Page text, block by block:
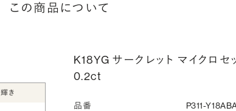
この商品について
輝き
K18YG サークレット マイクロ
0.2ct
品番
P311-